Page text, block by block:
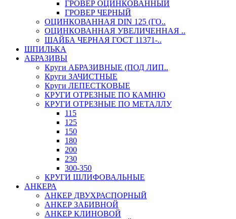
ГРОВЕР ОЦИНКОВАННЫЙ
ГРОВЕР ЧЕРНЫЙ
ОЦИНКОВАННАЯ DIN 125 (ГО..
ОЦИНКОВАННАЯ УВЕЛИЧЕННАЯ ..
ШАЙБА ЧЕРНАЯ ГОСТ 11371-..
ШПИЛЬКА
АБРАЗИВЫ
Круги АБРАЗИВНЫЕ (ПОД ЛИП..
Круги ЗАЧИСТНЫЕ
Круги ЛЕПЕСТКОВЫЕ
КРУГИ ОТРЕЗНЫЕ ПО КАМНЮ
КРУГИ ОТРЕЗНЫЕ ПО МЕТАЛЛУ
115
125
150
180
200
230
300-350
КРУГИ ШЛИФОВАЛЬНЫЕ
АНКЕРА
АНКЕР ДВУХРАСПОРНЫЙ
АНКЕР ЗАБИВНОЙ
АНКЕР КЛИНОВОЙ